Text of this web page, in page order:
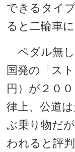
できるタイ
ると二輪車
ペダル無し
国発の「ス
円）が２０
律上、公道
ぶ乗り物だ
われると評判